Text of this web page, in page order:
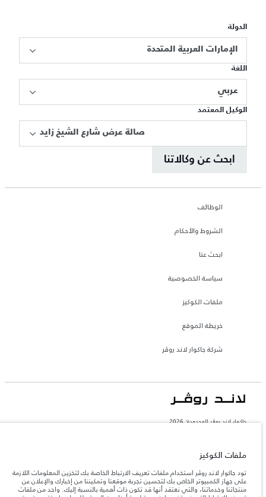
الدولة
الإمارات العربية المتحدة
اللغة
عربي
الوكيل المعتمد
صالة عرض شارع الشيخ زايد
ابحث عن وكالاتنا
الوظائف
الشروط والأحكام
ابحث عنا
سياسة الخصوصية
ملفات الكوكيز
خريطة الموقع
شركة جاكوار لاند روڤر
جاكوار لاند روڨر المحدودة: 2026
تعكس الأوزان المذكورة مواصفات السيارة القياسية. سوف تؤثر الإكسسوارات وغيرها من
العناصر المثبتة بعد نقطة التصنيع في الحمولة. تأكد من عدم تجاوز الوزن الإجمالي للسيارة
والحمولة.
ملفات الكوكيز
تود جاكوار لاند روڤر استخدام ملفات تعريف الارتباط الخاصة بك لتخزين المعلومات اللازمة
على جهاز الكمبيوتر الخاص بك لتحسين تجربة موقعنا وتمكيننا من إخبارك والإعلان عن
منتجاتنا وخدماتنا، والتي نعتقد أنها قد تكون ذات أهمية بالنسبة إليك. واحد من ملفات